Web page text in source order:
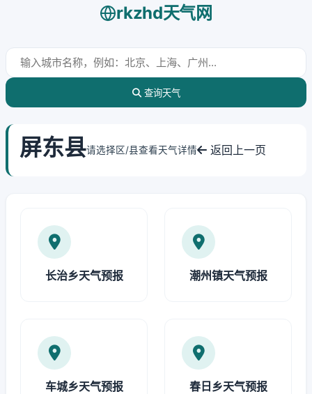
rkzhd天气网
查询天气
屏东县请选择区/县查看天气详情 返回上一页
长治乡天气预报 潮州镇天气预报
车城乡天气预报 春日乡天气预报